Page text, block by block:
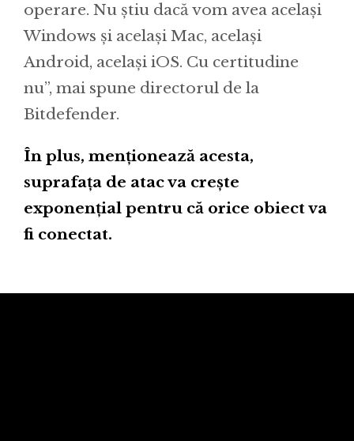
operare. Nu știu dacă vom avea același
Windows și același Mac, același
Android, același iOS. Cu certitudine
nu”, mai spune directorul de la
Bitdefender.
În plus, menționează acesta,
suprafața de atac va crește
exponențial pentru că orice obiect va
fi conectat.